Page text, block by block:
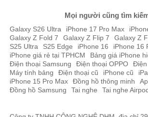
Mọi người cũng tìm
Galaxy S26 Ultra iPhone 17 Pro Max
Galaxy Z Fold 7
Galaxy Z Flip 7
Galaxy Z
S25 Ultra
S25 Edge iPhone 16
iPhone 16
iPhone giá rẻ tại TPHCM
Bảng giá iPhone
Điện thoại Samsung
Điện thoại OPPO
Điện
Máy tính bảng
Điện thoại cũ iPhone cũ
iPhone 15 Pro Max
Đồng hồ thông minh
Đồng hồ Samsung
Tai nghe Tai nghe